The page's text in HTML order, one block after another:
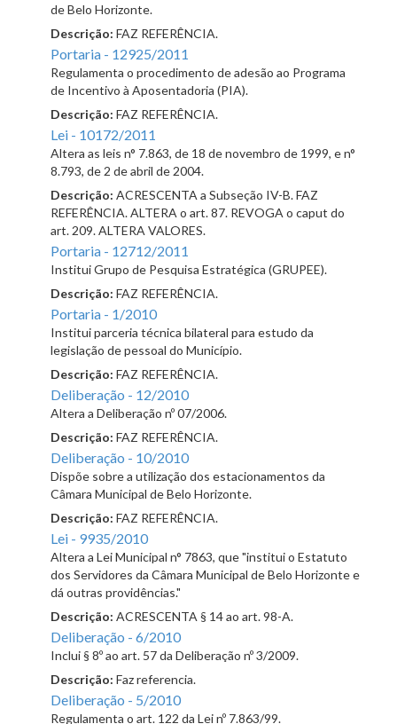
de Belo Horizonte.
Descrição: FAZ REFERÊNCIA.
Portaria - 12925/2011
Regulamenta o procedimento de adesão ao Programa
de Incentivo à Aposentadoria (PIA).
Descrição: FAZ REFERÊNCIA.
Lei - 10172/2011
Altera as leis n° 7.863, de 18 de novembro de 1999, e n°
8.793, de 2 de abril de 2004.
Descrição: ACRESCENTA a Subseção IV-B. FAZ
REFERÊNCIA. ALTERA o art. 87. REVOGA o caput do
art. 209. ALTERA VALORES.
Portaria - 12712/2011
Institui Grupo de Pesquisa Estratégica (GRUPEE).
Descrição: FAZ REFERÊNCIA.
Portaria - 1/2010
Institui parceria técnica bilateral para estudo da
legislação de pessoal do Município.
Descrição: FAZ REFERÊNCIA.
Deliberação - 12/2010
Altera a Deliberação nº 07/2006.
Descrição: FAZ REFERÊNCIA.
Deliberação - 10/2010
Dispõe sobre a utilização dos estacionamentos da
Câmara Municipal de Belo Horizonte.
Descrição: FAZ REFERÊNCIA.
Lei - 9935/2010
Altera a Lei Municipal n° 7863, que "institui o Estatuto
dos Servidores da Câmara Municipal de Belo Horizonte e
dá outras providências."
Descrição: ACRESCENTA § 14 ao art. 98-A.
Deliberação - 6/2010
Inclui § 8º ao art. 57 da Deliberação nº 3/2009.
Descrição: Faz referencia.
Deliberação - 5/2010
Regulamenta o art. 122 da Lei nº 7.863/99.